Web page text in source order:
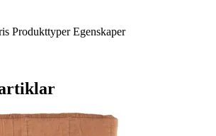
Produkttyper Egenskaper